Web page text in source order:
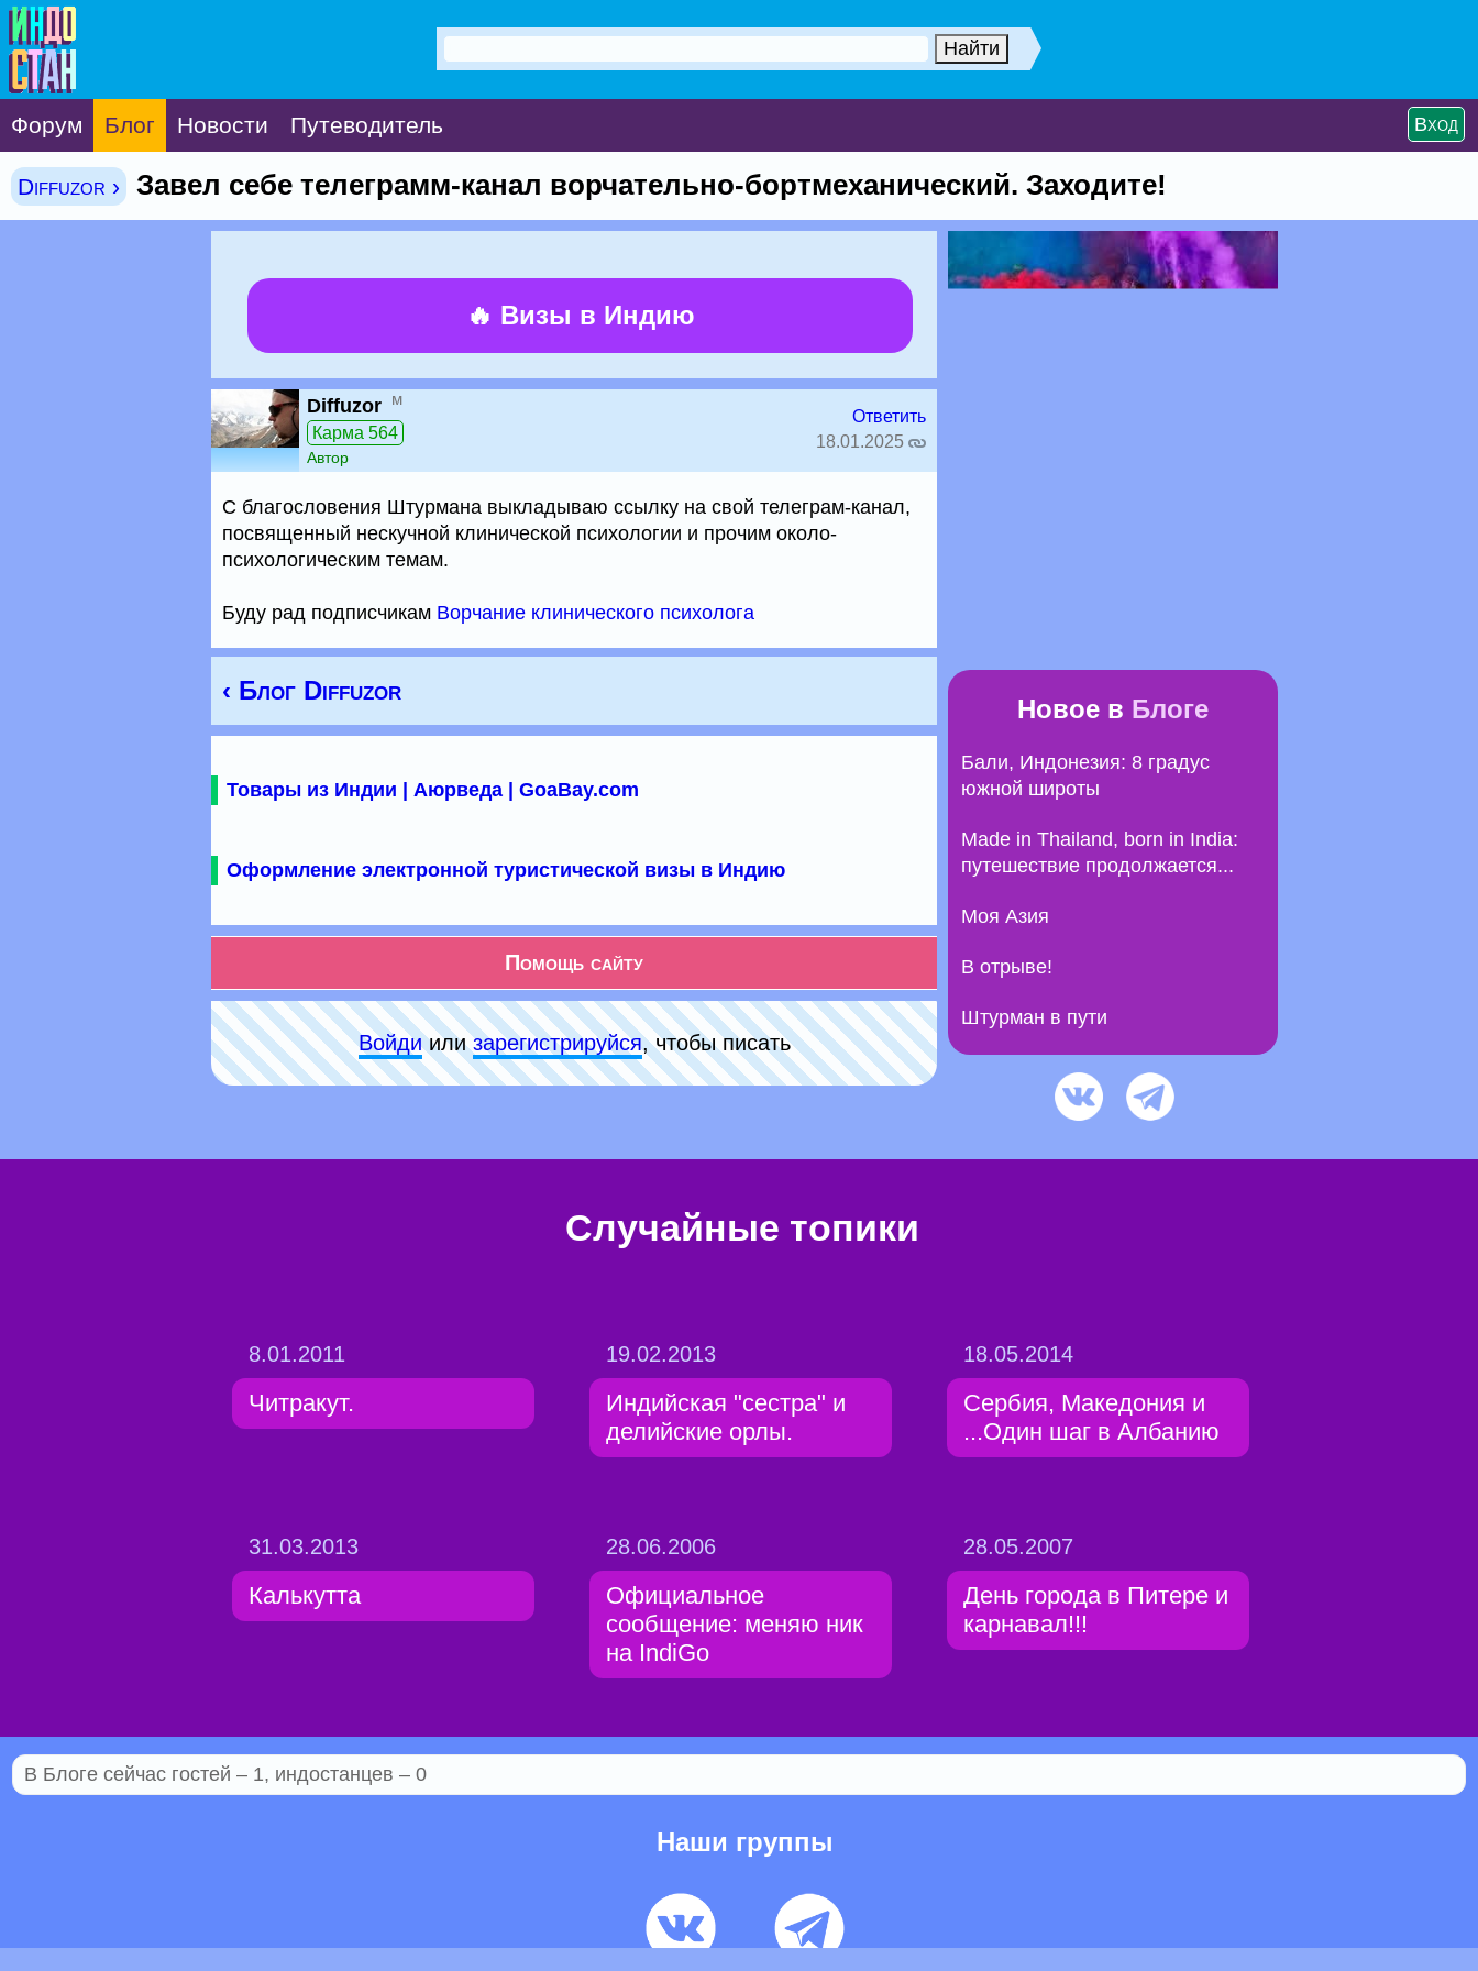
Форум Блог Новости Путеводитель Вход
Diffuzor › Завел себе телеграмм-канал ворчательно-бортмеханический. Заходите!
🔥 Визы в Индию
Diffuzor м
Карма 564
Автор
Ответить
18.01.2025
С благословения Штурмана выкладываю ссылку на свой телеграм-канал,
посвященный нескучной клинической психологии и прочим около-
психологическим темам.
Буду рад подписчикам Ворчание клинического психолога
‹ Блог Diffuzor
Товары из Индии | Аюрведа | GoaBay.com
Оформление электронной туристической визы в Индию
Помощь сайту
Войдиилизарeгиcтpируйся, чтобы писать
Новое в Блоге
Бали, Индонезия: 8 градус
южной широты
Made in Thailand, born in India:
путешествие продолжается...
Моя Азия
В отрыве!
Штурман в пути
Случайные топики
8.01.2011
Читракут.
19.02.2013
Индийская "сестра" и
делийские орлы.
18.05.2014
Сербия, Македония и
...Один шаг в Албанию
31.03.2013
Калькутта
28.06.2006
Официальное
сообщение: меняю ник
на IndiGo
28.05.2007
День города в Питере и
карнавал!!!
В Блоге сейчас гостей – 1, индостанцев – 0
Наши группы